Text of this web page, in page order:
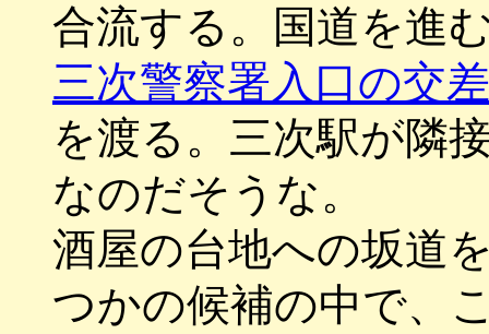
合流する。国道を進
三次警察署入口の交
を渡る。三次駅が隣
なのだそうな。
酒屋の台地への坂道
つかの候補の中で、